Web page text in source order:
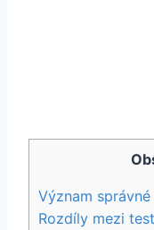
Význam
Rozdíly mezi